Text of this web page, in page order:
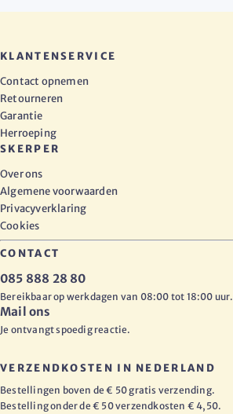
KLANTENSERVICE
Contact opnemen
Retourneren
Garantie
Herroeping
SKERPER
Over ons
Algemene voorwaarden
Privacyverklaring
Cookies
CONTACT
085 888 28 80
Bereikbaar op werkdagen van 08:00 tot 18:00 uur.
Mail ons
Je ontvangt spoedig reactie.
VERZENDKOSTEN IN NEDERLAND
Bestellingen boven de € 50 gratis verzending.
Bestelling onder de € 50 verzendkosten € 4,50.